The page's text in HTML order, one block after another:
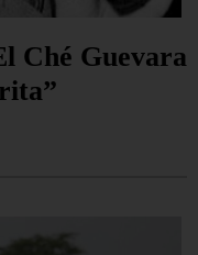
Ché Guevara